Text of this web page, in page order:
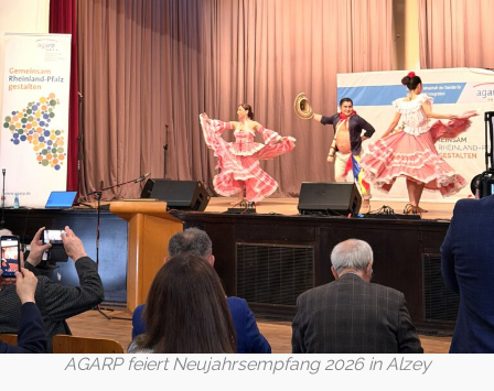
AGARP feiert Neujahrsempfang 2026 in Alzey